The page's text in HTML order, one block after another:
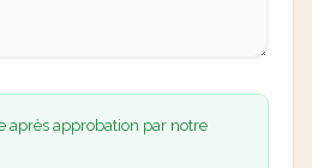
après approbation par notre